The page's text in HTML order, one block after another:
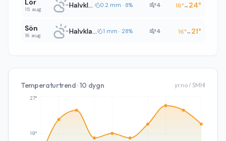
15 aug. Halvklart 0.2 mm · 8% 4 16°→ 24°
Sön
16 aug. Halvklart 1 mm · 28% 4 16°→ 21°
Temperaturtrend · 10 dygn yr.no / SMHI
19°
27°